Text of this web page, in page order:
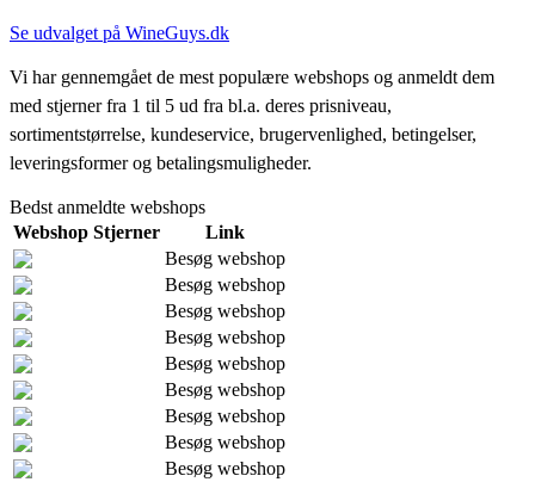
Se udvalget på WineGuys.dk
Vi har gennemgået de mest populære webshops og anmeldt dem
med stjerner fra 1 til 5 ud fra bl.a. deres prisniveau,
sortimentstørrelse, kundeservice, brugervenlighed, betingelser,
leveringsformer og betalingsmuligheder.
Bedst anmeldte webshops
Webshop Stjerner
Link
Besøg webshop
Besøg webshop
Besøg webshop
Besøg webshop
Besøg webshop
Besøg webshop
Besøg webshop
Besøg webshop
Besøg webshop